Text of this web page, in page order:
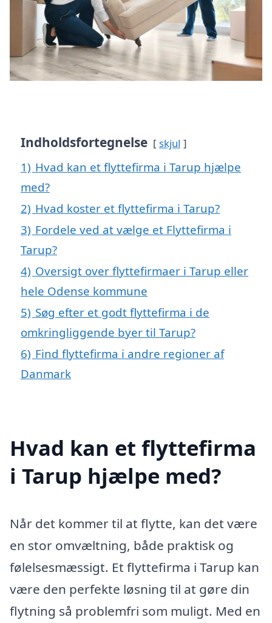
Indholdsfortegnelse skjul
1) Hvad kan et flyttefirma i Tarup hjælpe
med?
2) Hvad koster et flyttefirma i Tarup?
3) Fordele ved at vælge et Flyttefirma i
Tarup?
4) Oversigt over flyttefirmaer i Tarup eller
hele Odense kommune
5) Søg efter et godt flyttefirma i de
omkringliggende byer til Tarup?
6) Find flyttefirma i andre regioner af
Danmark
Hvad kan et flyttefirma
i Tarup hjælpe med?
Når det kommer til at flytte, kan det være
en stor omvæltning, både praktisk og
følelsesmæssigt. Et flyttefirma i Tarup kan
være den perfekte løsning til at gøre din
flytning så problemfri som muligt. Med en